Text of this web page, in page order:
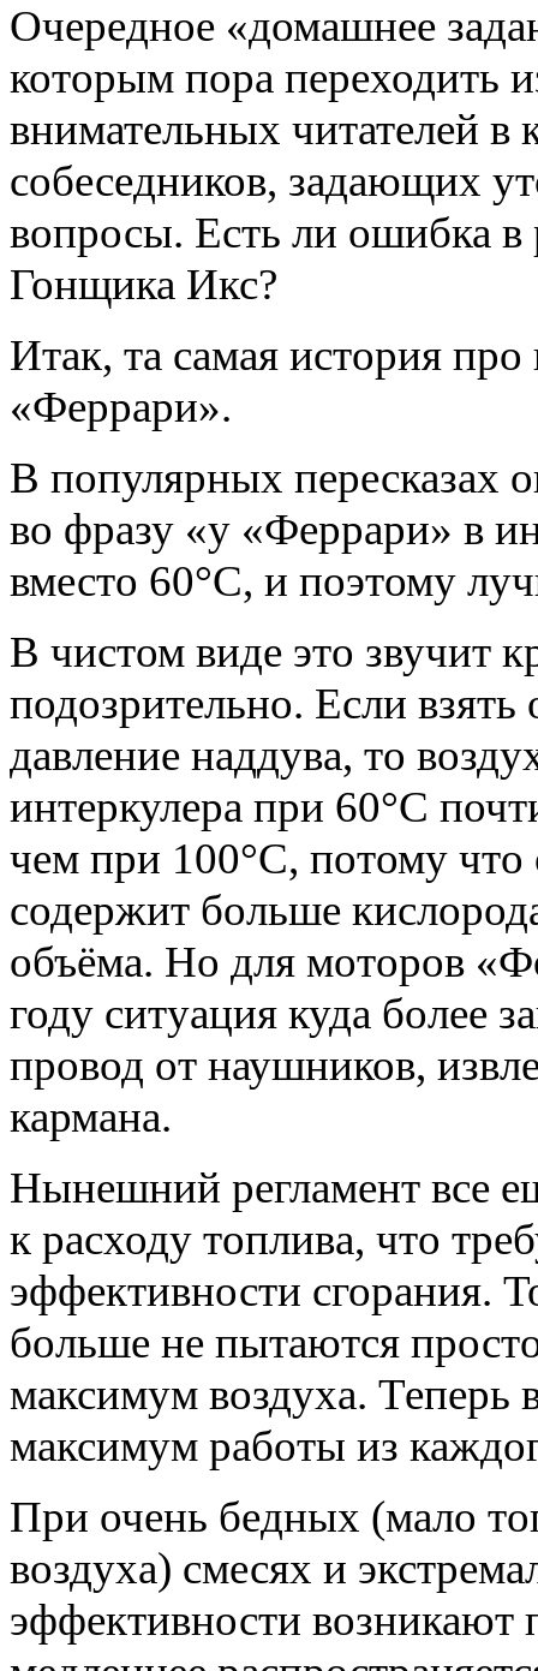
Очередное «домашнее
которым пора переходить
внимательных читателей в
собеседников, задающих
вопросы. Есть ли ошибка в
Гонщика Икс?
Итак, та самая история про
«Феррари».
В популярных пересказах
во фразу «у «Феррари» в
вместо 60°C, и поэтому
В чистом виде это звучит
подозрительно. Если взять
давление наддува, то
интеркулера при 60°C
чем при 100°C, потому что
содержит больше
объёма. Но для моторов
году ситуация куда более
провод от наушников,
кармана.
Нынешний регламент все
к расходу топлива, что
эффективности сгорания.
больше не пытаются
максимум воздуха. Теперь
максимум работы из
При очень бедных (мало
воздуха) смесях и
эффективности возникают